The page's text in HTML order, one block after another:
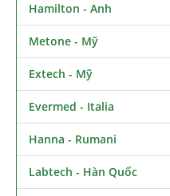
Hamilton - Anh
Metone - Mỹ
Extech - Mỹ
Evermed - Italia
Hanna - Rumani
Labtech - Hàn Quốc